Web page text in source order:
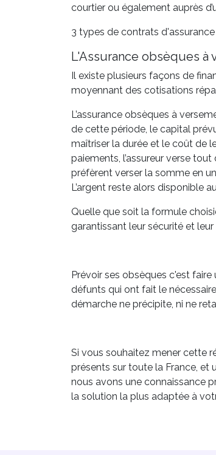
courtier ou également auprès
3 types de contrats
L'Assurance obsèques à
Il existe plusieurs façons de
moyennant des cotisations
L’assurance obsèques à
de cette période, le capital
maîtriser la durée et le coût de
paiements, l’assureur verse
préfèrent verser la somme en
L’argent reste alors disponible
Quelle que soit la formule
garantissant leur sécurité et
Prévoir ses obsèques c'est
défunts qui ont fait le
démarche ne précipite, ni ne
Si vous souhaitez mener cette
présents sur toute la France, et
nous avons une connaissance
la solution la plus adaptée à